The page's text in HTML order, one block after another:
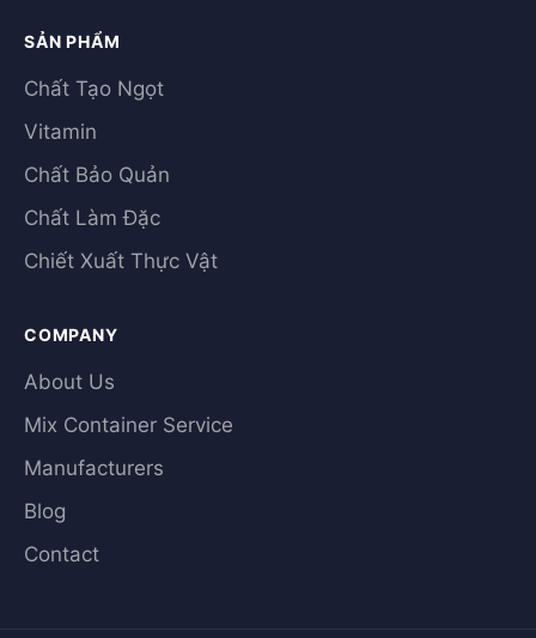
SẢN PHẨM
Chất Tạo Ngọt
Vitamin
Chất Bảo Quản
Chất Làm Đặc
Chiết Xuất Thực Vật
COMPANY
About Us
Mix Container Service
Manufacturers
Blog
Contact